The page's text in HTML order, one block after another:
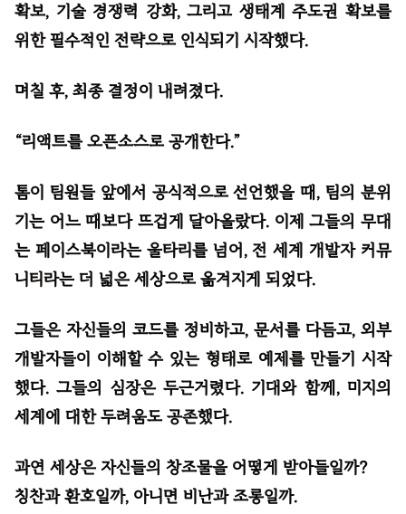
확보, 기술 경쟁력 강화, 그리고 생태계 주도권 확보를
위한 필수적인 전략으로 인식되기 시작했다.
며칠 후, 최종 결정이 내려졌다.
“리액트를 오픈소스로 공개한다.”
톰이 팀원들 앞에서 공식적으로 선언했을 때, 팀의 분위
기는 어느 때보다 뜨겁게 달아올랐다. 이제 그들의 무대
는 페이스북이라는 울타리를 넘어, 전 세계 개발자 커뮤
니티라는 더 넓은 세상으로 옮겨지게 되었다.
그들은 자신들의 코드를 정비하고, 문서를 다듬고, 외부
개발자들이 이해할 수 있는 형태로 예제를 만들기 시작
했다. 그들의 심장은 두근거렸다. 기대와 함께, 미지의
세계에 대한 두려움도 공존했다.
과연 세상은 자신들의 창조물을 어떻게 받아들일까?
칭찬과 환호일까, 아니면 비난과 조롱일까.